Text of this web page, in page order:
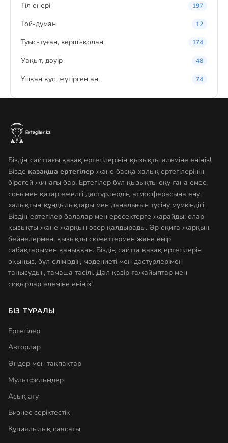
Тіл өнері 197
Той-думан 12
Туыс-туған, көрші-қолаң 174
Уақыт, дәуір 48
Ұшқан құс, жүгірген аң 74
Біздің сайттағы қазақ ертегілерінің қызықты әлеміне еніңіз!
Бізде қазақша ертегілер және басқа халық ертегілерінің
бірегей жинағы бар. Ертегілер бұл қызықты оқу ғана емес,
сонымен қатар ежелгі дәстүрлердің атмосферасына ену,
халықтың құндылықтары мен даналығын түсіну мүмкіндігі.
Біздің ертегілер балалар мен ересектерге жарайды: олар
қызықты және жарқын әсер қалдырады. Әр оқиға жарқын
бейнелермен, қызықты сюжеттермен және өмір
сабақтарымен қаныққан. Біздің сайтта қазақ ертегілерін
оқыңыз, бұл еліміздің мәдениеті мен дәстүрлерімен
танысудың тамаша тәсілі. Дәл қазір ғажайыптар мен
сиқырлар әлеміне еніңіз!
БІЗ ТУРАЛЫ
Ертегілер
Авторлар
Әндер мен тақпақтар
Мультфильмдер
Асық ату
Бизнес серіктестік
Құпиялылық саясаты